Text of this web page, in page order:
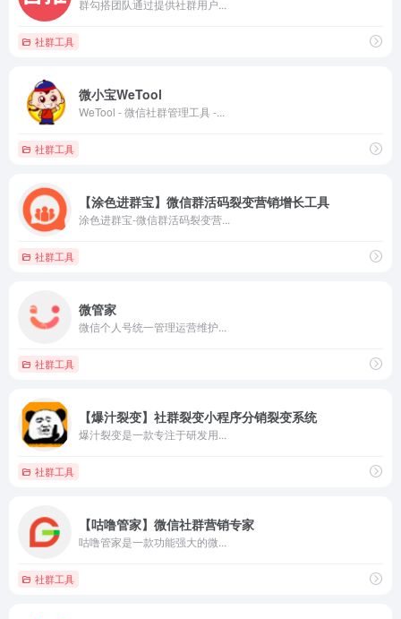
群勾搭团队通过提供社群用户...
社群工具
微小宝WeTool
WeTool - 微信社群管理工具 -...
社群工具
【涂色进群宝】微信群活码裂变营销增长工具
涂色进群宝-微信群活码裂变营...
社群工具
微管家
微信个人号统一管理运营维护...
社群工具
【爆汁裂变】社群裂变小程序分销裂变系统
爆汁裂变是一款专注于研发用...
社群工具
【咕噜管家】微信社群营销专家
咕噜管家是一款功能强大的微...
社群工具